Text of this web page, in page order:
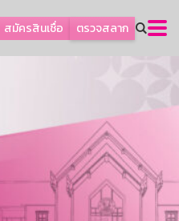
สมัครสินเชื่อ ตรวจสลาก